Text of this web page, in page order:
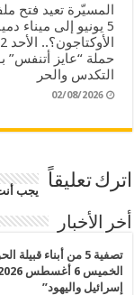
المسيّرة تعيد فتح
5 يونيو إلى ميناء
التكدس والحر
02/08/2026
اترك تعليقاً يجب
أخر الأخبار
تصفية 5 من أبناء
إسرائيل واليهود”